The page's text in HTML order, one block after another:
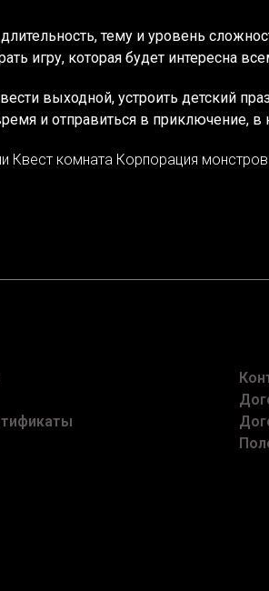
тему и уровень
игру, которая будет интересна
выходной, устроить детский
и отправиться в приключение, в
Квест комната Корпорация